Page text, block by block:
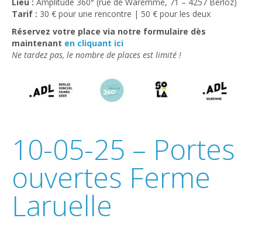
Tarif : 30 € pour une rencontre | 50 € pour les deux
Réservez votre place via notre formulaire dès
maintenant en cliquant ici
Ne tardez pas, le nombre de places est limité !
10-05-25 – Portes
ouvertes Ferme
Laruelle